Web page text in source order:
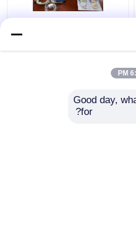
الولادة
Good day,
for?